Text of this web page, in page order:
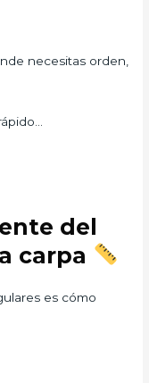
necesitas orden,
del
carpa
es cómo